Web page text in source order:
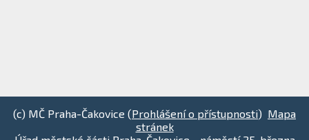
(c) MČ Praha-Čakovice (Prohlášení o přístupnosti) Mapa
stránek